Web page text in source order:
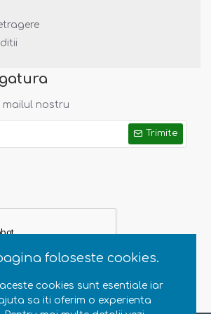
foloseste cookies.
cookies sunt esentiale iar
sa iti oferim o experienta
nostru
Trimite